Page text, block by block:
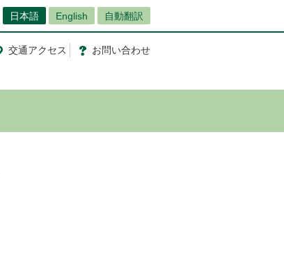
日本語 English 自動翻訳
交通アクセス お問い合わせ